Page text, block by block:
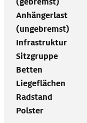
Anhängerlast
(ungebremst)
Infrastruktur
Sitzgruppe
Betten
Liegeflächen
Radstand
Polster